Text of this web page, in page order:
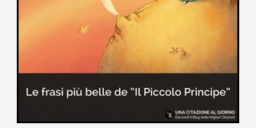
vita ad appena 30 anni (...)